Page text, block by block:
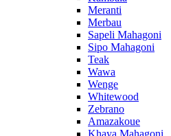
Meranti
Merbau
Sapeli Mahagoni
Sipo Mahagoni
Teak
Wawa
Wenge
Whitewood
Zebrano
Amazakoue
Khaya Mahagoni